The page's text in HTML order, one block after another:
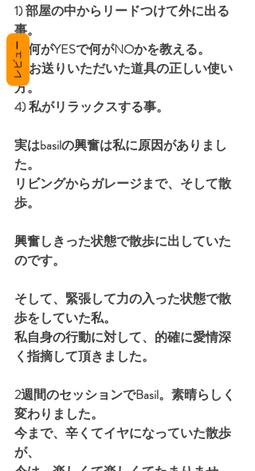
1) 部屋の中からリードつけて外に出る
事。
2) 何がYESで何がNOかを教える。
3) お送りいただいた道具の正しい使い
方。
4) 私がリラックスする事。
実はbasilの興奮は私に原因がありまし
た。
リビングからガレージまで、そして散
歩。
興奮しきった状態で散歩に出していた
のです。
そして、緊張して力の入った状態で散
歩をしていた私。
私自身の行動に対して、的確に愛情深
く指摘して頂きました。
2週間のセッションでBasil。素晴らしく
変わりました。
今まで、辛くてイヤになっていた散歩
が、
レビュー